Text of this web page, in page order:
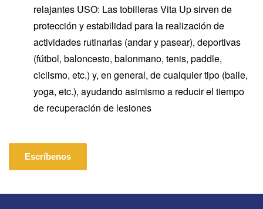
relajantes USO: Las tobilleras Vita Up sirven de
protección y estabilidad para la realización de
actividades rutinarias (andar y pasear), deportivas
(fútbol, baloncesto, balonmano, tenis, paddle,
ciclismo, etc.) y, en general, de cualquier tipo (baile,
yoga, etc.), ayudando asimismo a reducir el tiempo
de recuperación de lesiones
Escríbenos